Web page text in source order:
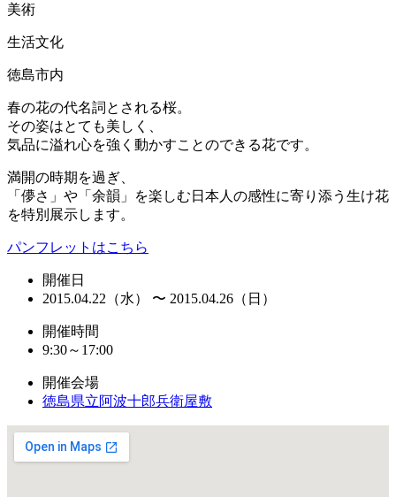
美術
生活文化
徳島市内
春の花の代名詞とされる桜。
その姿はとても美しく、
気品に溢れ心を強く動かすことのできる花です。
満開の時期を過ぎ、
「儚さ」や「余韻」を楽しむ日本人の感性に寄り添う生け花
を特別展示します。
パンフレットはこちら
開催日
2015.04.22（水） 〜 2015.04.26（日）
開催時間
9:30～17:00
開催会場
徳島県立阿波十郎兵衛屋敷